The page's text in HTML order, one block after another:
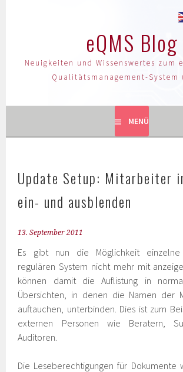
eQMS Blog
Neuigkeiten und Wissenswertes zum
Qualitätsmanagement-System
MENÜ
Update Setup: Mitarbeiter
ein- und ausblenden
13. September 2011
Es gibt nun die Möglichkeit
regulären System nicht mehr mit
können damit die Auflistung in
Übersichten, in denen die Namen der
auftauchen, unterbinden. Dies ist zum
externen Personen wie Beratern,
Auditoren.
Die Leseberechtigungen für Dokumente